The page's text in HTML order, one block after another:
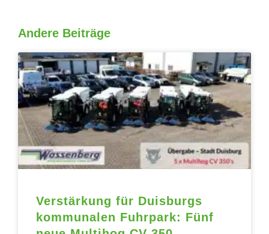
Andere Beiträge
Verstärkung für Duisburgs
kommunalen Fuhrpark: Fünf
SeiteSeite
SeiteSeiteSeite